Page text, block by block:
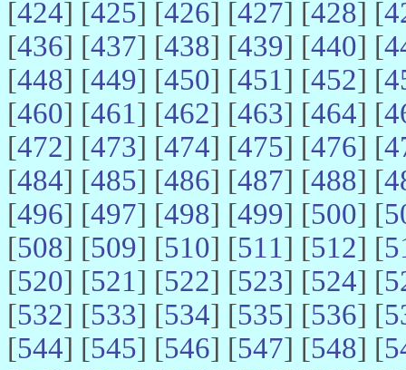
[424] [425] [426] [427] [428] [
[436] [437] [438] [439] [440] [
[448] [449] [450] [451] [452] [
[460] [461] [462] [463] [464] [
[472] [473] [474] [475] [476] [
[484] [485] [486] [487] [488] [
[496] [497] [498] [499] [500] [
[508] [509] [510] [511] [512] [
[520] [521] [522] [523] [524] [
[532] [533] [534] [535] [536] [
[544] [545] [546] [547] [548] [